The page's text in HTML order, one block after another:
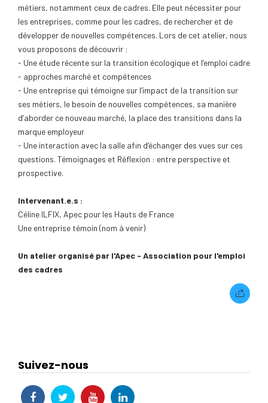
métiers, notamment ceux de cadres. Elle peut nécessiter pour
les entreprises, comme pour les cadres, de rechercher et de
développer de nouvelles compétences. Lors de cet atelier, nous
vous proposons de découvrir :
- Une étude récente sur la transition écologique et l’emploi cadre
- approches marché et compétences
- Une entreprise qui témoigne sur l’impact de la transition sur
ses métiers, le besoin de nouvelles compétences, sa manière
d’aborder ce nouveau marché, la place des transitions dans la
marque employeur
- Une interaction avec la salle afin d’échanger des vues sur ces
questions. Témoignages et Réflexion : entre perspective et
prospective.
Intervenant.e.s :
Céline ILFIX, Apec pour les Hauts de France
Une entreprise témoin (nom à venir)
Un atelier organisé par l'Apec - Association pour l'emploi
des cadres
Suivez-nous